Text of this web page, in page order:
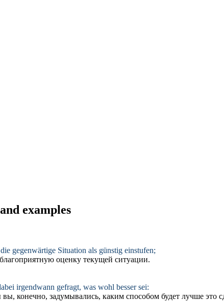
examples
gegenwärtige Situation als günstig einstufen;
оценку текущей ситуации.
irgendwann gefragt, was wohl besser sei:
вы, конечно, задумывались, каким способом будет лучше это